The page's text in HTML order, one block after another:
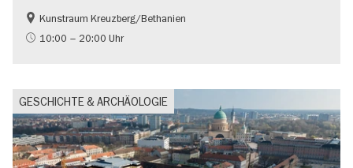
Gratis
International
Kunstraum Kreuzberg/Bethanien
10:00 – 20:00 Uhr
GESCHICHTE & ARCHÄOLOGIE